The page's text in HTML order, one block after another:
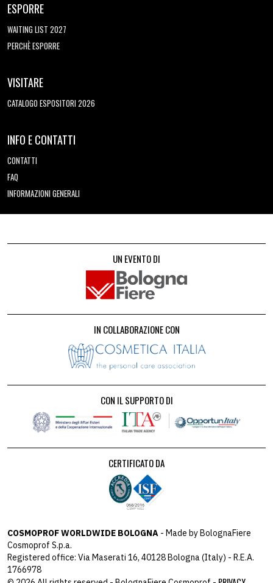
ESPORRE
WAITING LIST 2027
PERCHÈ ESPORRE
VISITARE
CATALOGO ESPOSITORI 2026
INFO E CONTATTI
CONTATTI
FAQ
INFORMAZIONI GENERALI
UN EVENTO DI
IN COLLABORAZIONE CON
CON IL SUPPORTO DI
CERTIFICATO DA
COSMOPROF WORLDWIDE BOLOGNA - Made by BolognaFiere
Cosmoprof S.p.a.
Registered office: Via Maserati 16, 40128 Bologna (Italy) - R.E.A.
1766978